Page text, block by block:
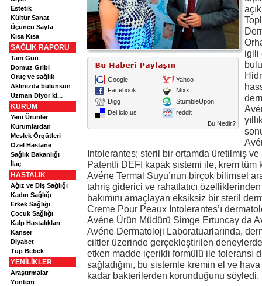
Estetik
Kültür Sanat
Üçüncü Sayfa
Kısa Kısa
SAĞLIK RAPORU
Tam Gün
Domuz Gribi
Oruç ve sağlık
Aklınızda bulunsun
Uzman Diyor ki...
KURUM
Yeni Ürünler
Kurumlardan
Meslek Örgütleri
Özel Hastane
Sağlık Bakanlığı
İlaç
HASTALIK
Ağız ve Diş Sağlığı
Kadın Sağlığı
Erkek Sağlığı
Çocuk Sağlığı
Kalp Hastalıkları
Kanser
Diyabet
Tüp Bebek
YENİLİKLER
Araştırmalar
Yöntem
Google
Yahoo
Facebook
Mixx
Digg
StumbleUpon
Del.icio.us
reddit
Bu Nedir?
igili
Intolerantes; steril bir ortamda üretilmiş
Patentli DEFI kapak sistemi ile, krem tüm
Avéne Termal Suyu’nun birçok bilimsel
tahriş giderici ve rahatlatıcı
bakımını amaçlayan eksiksiz bir steril
Creme Pour Peaux Intolerantes’ı
Avéne Ürün Müdürü Simge Ertuncay da
Avéne Dermatoloji Laboratuarlarında,
ciltler üzerinde gerçekleştirilen
etken madde içerikli formülü ile toleransı
sağladığını, bu sistemle kremin el ve
kadar bakterilerden korunduğunu söyledi.